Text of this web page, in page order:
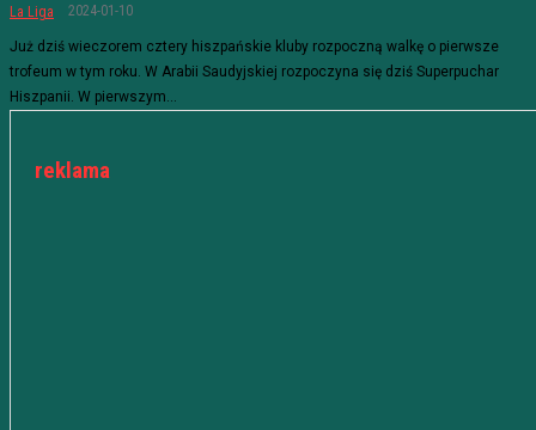
La Liga 2024-01-10
Już dziś wieczorem cztery hiszpańskie kluby rozpoczną walkę o pierwsze
trofeum w tym roku. W Arabii Saudyjskiej rozpoczyna się dziś Superpuchar
Hiszpanii. W pierwszym...
reklama